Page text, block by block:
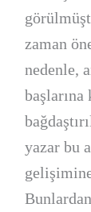
zaman
nedenle,
yazar bu